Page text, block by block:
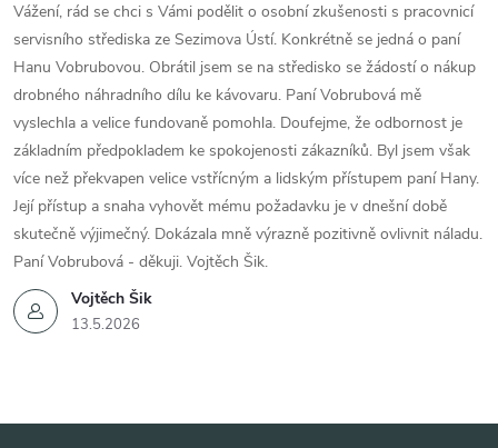
Vojtěch Šik
13.5.2026
Vážení, rád se chci s Vámi podělit o osobní zkušenosti s pracovnicí
servisního střediska ze Sezimova Ústí. Konkrétně se jedná o paní
Hanu Vobrubovou. Obrátil jsem se na středisko se žádostí o nákup
drobného náhradního dílu ke kávovaru. Paní Vobrubová mě
vyslechla a velice fundovaně pomohla. Doufejme, že odbornost je
základním předpokladem ke spokojenosti zákazníků. Byl jsem však
více než překvapen velice vstřícným a lidským přístupem paní Hany.
Její přístup a snaha vyhovět mému požadavku je v dnešní době
skutečně výjimečný. Dokázala mně výrazně pozitivně ovlivnit náladu.
Paní Vobrubová - děkuji. Vojtěch Šik.